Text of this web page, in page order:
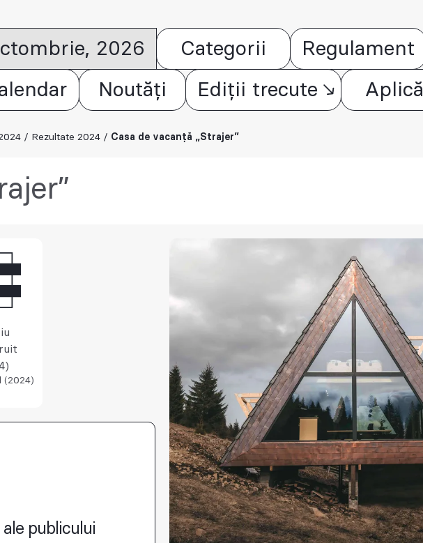
2026 Categorii Regulament
Noutăți Ediții trecute Aplică
/ Rezultate 2024 / Casa de vacanță „Strajer”
(2024)
publicului